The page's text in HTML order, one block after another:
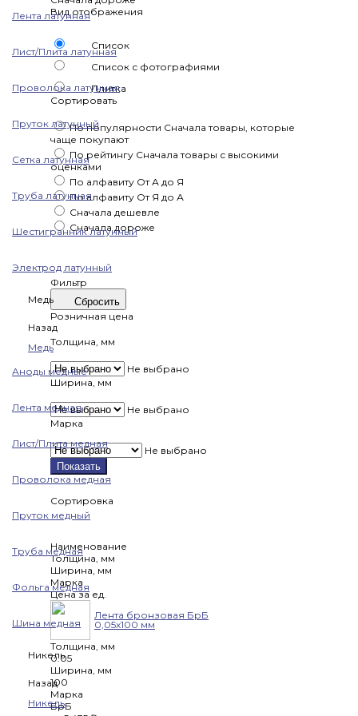
Лента латунная
Лист/Плита латунная
Проволока латунная
Пруток латунный
Сетка латунная
Труба латунная
Шестигранник латунный
Электрод латунный
Медь
Назад
Медь
Аноды медные
Лента медная
Лист/Плита медная
Проволока медная
Пруток медный
Труба медная
Фольга медная
Шина медная
Никель
Назад
Никель
Вид отображения
Список
Список с фотографиями
Плитка
Сортировать
По популярности Сначала товары, которые
чаще покупают
По рейтингу Сначала товары с высокими
оценками
По алфавиту От А до Я
По алфавиту От Я до А
Сначала дешевле
Сначала дороже
Фильтр
Сбросить
Розничная цена
Толщина, мм
Не выбрано
Ширина, мм
Не выбрано
Марка
Не выбрано
Показать
Сортировка
Наименование
Толщина, мм
Ширина, мм
Марка
Цена за ед.
Лента бронзовая БрБ
0,05х100 мм
Толщина, мм
0.05
Ширина, мм
100
Марка
БрБ